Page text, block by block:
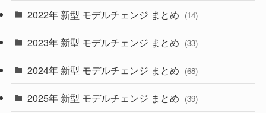
(9)
(22)
(4)
(9)
2022年 新型 モデルチェンジ まとめ (14)
2023年 新型 モデルチェンジ まとめ (33)
2024年 新型 モデルチェンジ まとめ (68)
2025年 新型 モデルチェンジ まとめ (39)